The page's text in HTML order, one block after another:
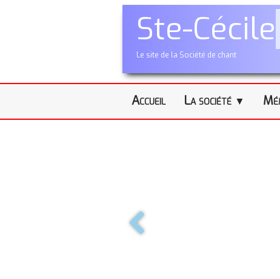
Ste-Cécile
Le site de la Société de chant
Accueil La société ▼